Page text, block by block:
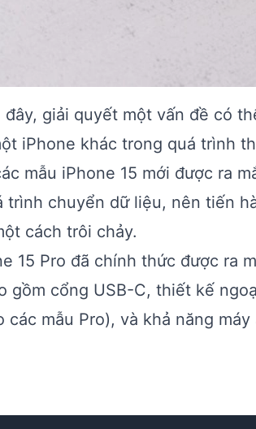
giải quyết một vấn đề có
iPhone khác trong quá trình
mẫu iPhone 15 mới được ra
chuyển dữ liệu, nên tiến
cách trôi chảy.
15 Pro đã chính thức được ra
gồm cổng USB-C, thiết kế
mẫu Pro), và khả năng máy